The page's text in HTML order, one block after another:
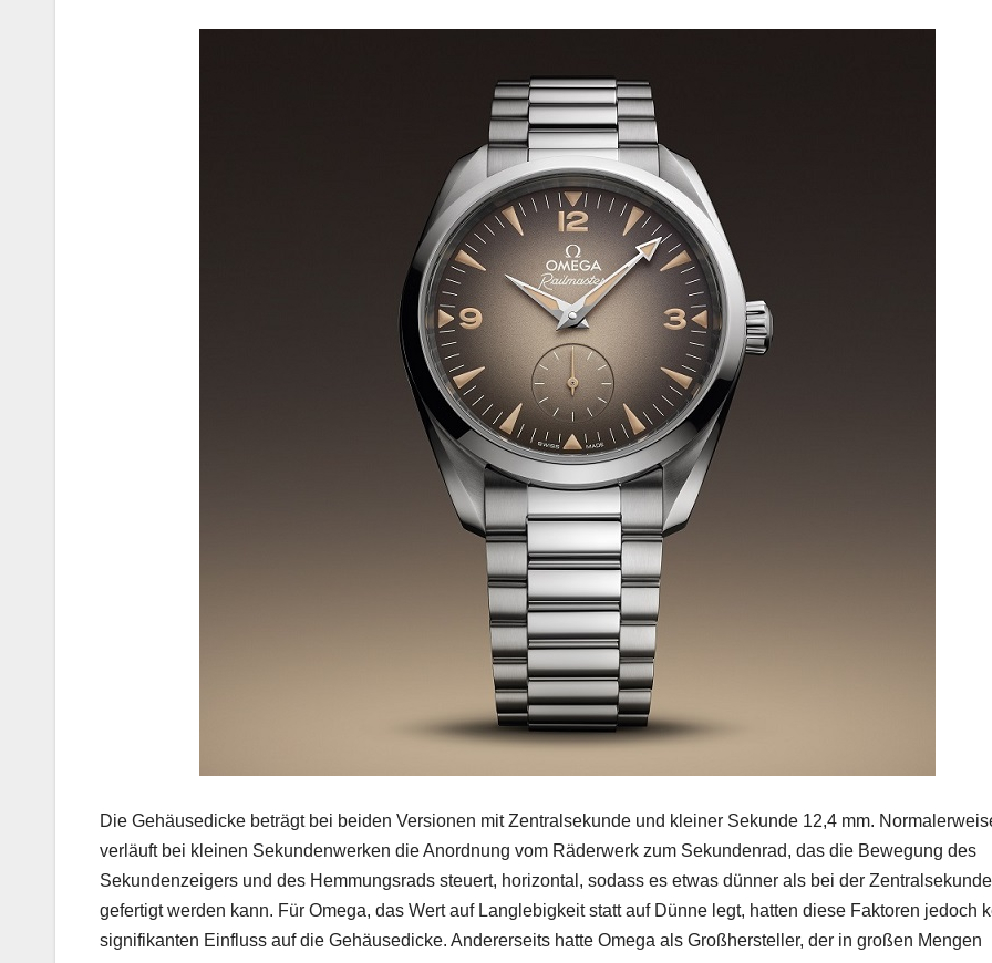
Die Gehäusedicke beträgt bei beiden Versionen mit Zentralsekunde und kleiner Sekunde 12,4 mm.
verläuft bei kleinen Sekundenwerken die Anordnung vom Räderwerk zum Sekundenrad, das die Bewegung des
Sekundenzeigers und des Hemmungsrads steuert, horizontal, sodass es etwas dünner als bei der Zentralsekunde
gefertigt werden kann. Für Omega, das Wert auf Langlebigkeit statt auf Dünne legt, hatten diese Faktoren jedoch
signifikanten Einfluss auf die Gehäusedicke. Andererseits hatte Omega als Großhersteller, der in großen Mengen